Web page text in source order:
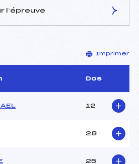
l’épreuve
BERTHET GILLES (LY)
–
TAVEL PATRICK (LY)
DE LA PISTE
stade de biathlon
3 km
Imprimer
Dos
12
28
25